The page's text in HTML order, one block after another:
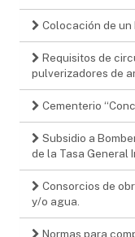
Colocación de un
Requisitos de
pulverizadores de
Cementerio
Subsidio a
de la Tasa General
Consorcios de
y/o agua.
Normas para